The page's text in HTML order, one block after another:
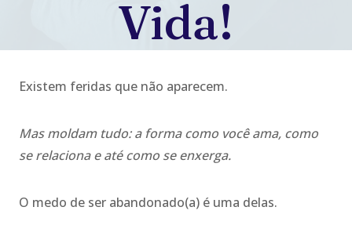
Vida!
Existem feridas que não aparecem.
Mas moldam tudo: a forma como você ama, como
se relaciona e até como se enxerga.
O medo de ser abandonado(a) é uma delas.